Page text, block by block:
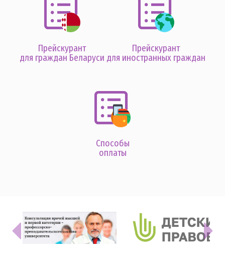
Прейскурант
для граждан Беларуси
Прейскурант
для иностранных граждан
Способы
оплаты